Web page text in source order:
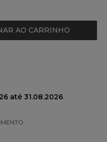
AO CARRINHO
até 31.08.2026